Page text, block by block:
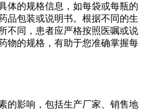
体的规格信息，如每袋或每瓶的
品包装或说明书。根据不同的生
不同，患者应严格按照医嘱或说
物的规格，有助于您准确掌握每
的影响，包括生产厂家、销售地